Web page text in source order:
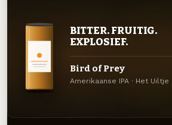
BITTER. FRUITIG.
EXPLOSIEF.
Bird of Prey
Amerikaanse IPA · Het Uiltje